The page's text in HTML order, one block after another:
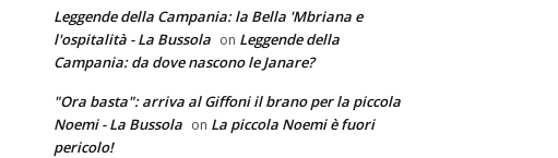
Leggende della Campania: la Bella 'Mbriana e
l'ospitalità - La Bussola on Leggende della
Campania: da dove nascono le Janare?
"Ora basta": arriva al Giffoni il brano per la piccola
Noemi - La Bussola on La piccola Noemi è fuori
pericolo!